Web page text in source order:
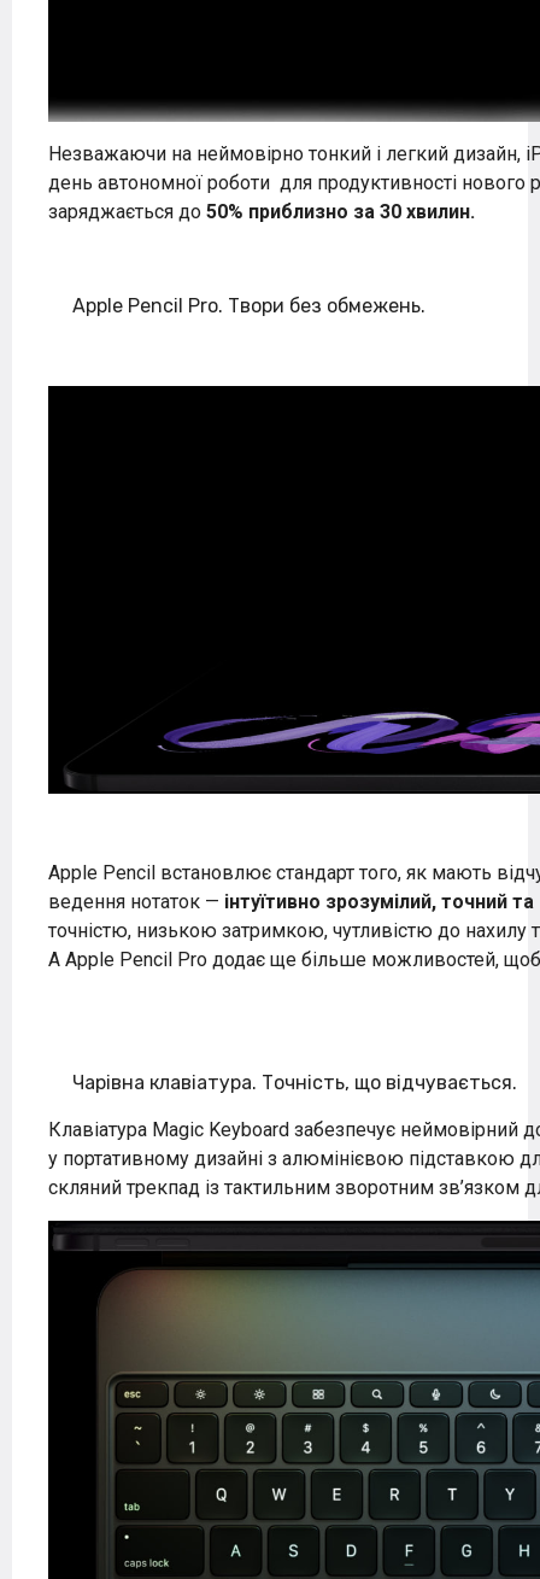
Незважаючи на неймовірно тонкий і легкий дизайн,
день автономної роботи для продуктивності нового
заряджається до 50% приблизно за 30 хвилин.
Apple Pencil Pro. Твори без обмежень.
Apple Pencil встановлює стандарт того, як мають
ведення нотаток — інтуїтивно зрозумілий, точний та
точністю, низькою затримкою, чутливістю до нахилу
А Apple Pencil Pro додає ще більше можливостей, щоб
Чарівна клавіатура. Точність, що відчувається.
Клавіатура Magic Keyboard забезпечує неймовірний
у портативному дизайні з алюмінієвою підставкою
скляний трекпад із тактильним зворотним зв’язком